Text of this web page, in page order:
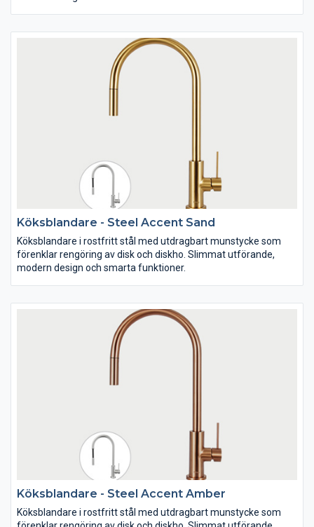
Köksblandare - Steel Accent Sand
Köksblandare i rostfritt stål med utdragbart munstycke som
förenklar rengöring av disk och diskho. Slimmat utförande,
modern design och smarta funktioner.
Köksblandare - Steel Accent Amber
Köksblandare i rostfritt stål med utdragbart munstycke som